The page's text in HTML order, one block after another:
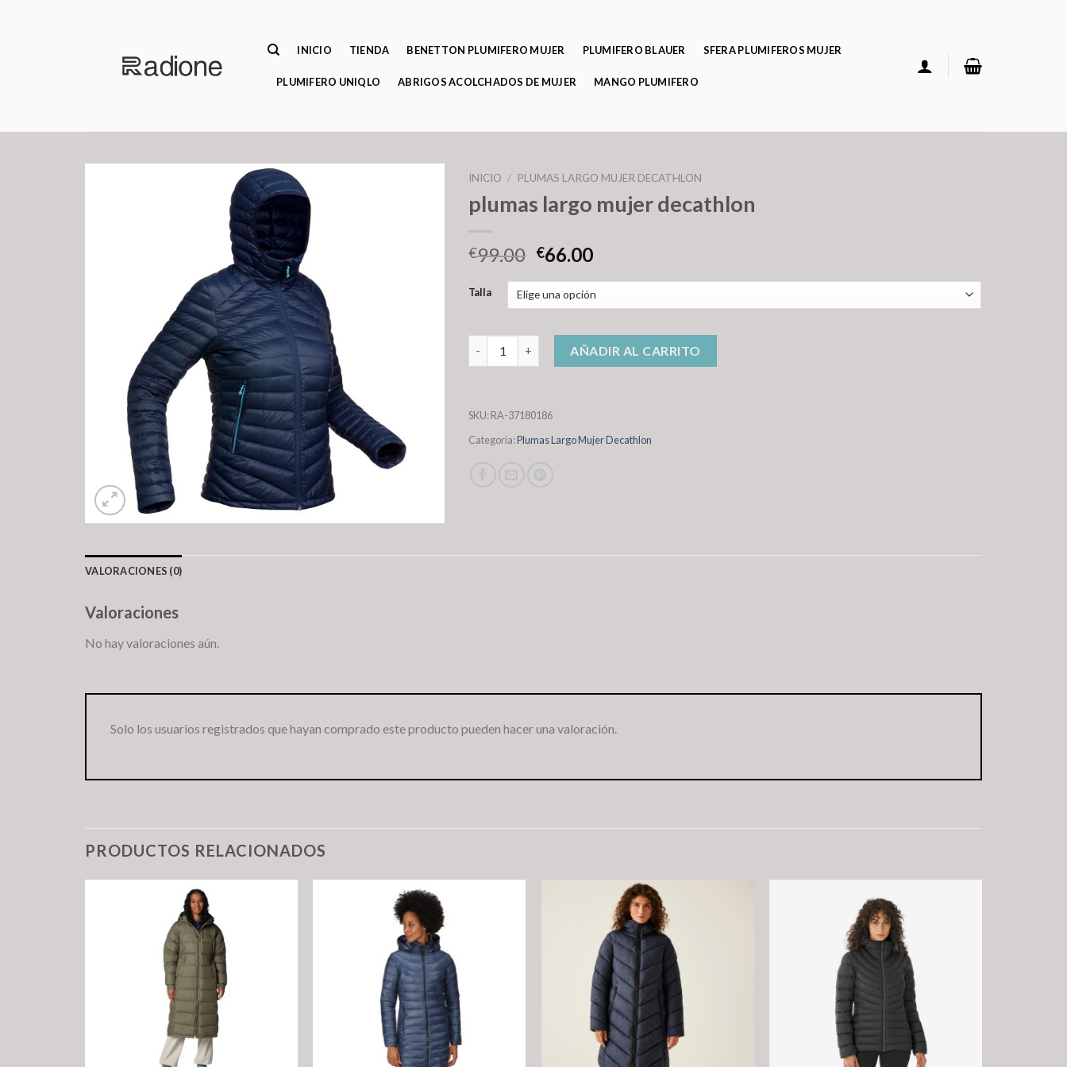
INICIO TIENDA BENETTON PLUMIFERO MUJER PLUMIFERO BLAUER SFERA PLUMIFEROS MUJER
PLUMIFERO UNIQLO ABRIGOS ACOLCHADOS DE MUJER MANGO PLUMIFERO
INICIO / PLUMAS LARGO MUJER DECATHLON
plumas largo mujer decathlon
€99.00 €66.00
Talla
plumas largo mujer decathlon cantidad
AÑADIR AL CARRITO
SKU:RA-37180186
Categoría:Plumas Largo Mujer Decathlon
VALORACIONES (0)
Valoraciones
No hay valoraciones aún.
Solo los usuarios registrados que hayan comprado este producto pueden hacer una valoración.
PRODUCTOS RELACIONADOS